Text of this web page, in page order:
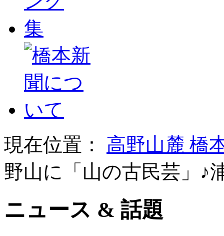
現在位置： 高野山麓 橋
野山に「山の古民芸」♪
ニュース & 話題